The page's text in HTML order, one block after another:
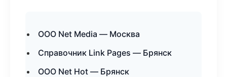
ООО Net Media — Москва
Справочник Link Pages — Брянск
ООО Net Hot — Брянск